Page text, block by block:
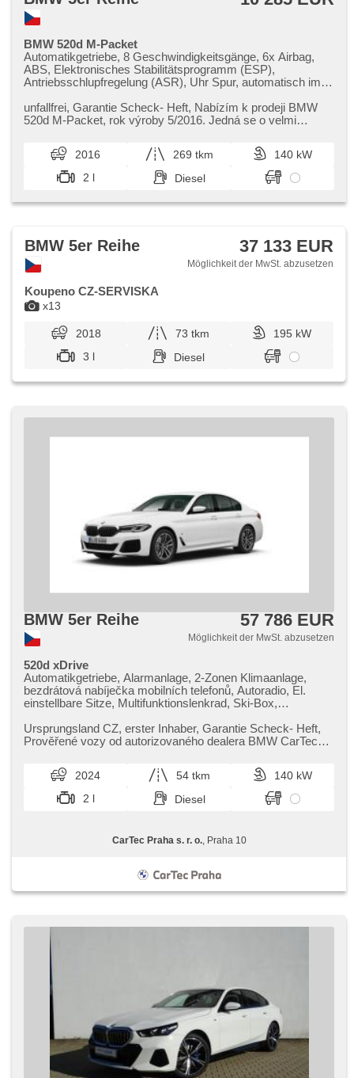
BMW 520d M-Packet
Automatikgetriebe, 8 Geschwindigkeitsgänge, 6x Airbag,
ABS, Elektronisches Stabilitätsprogramm (ESP),
Antriebsschlupfregelung (ASR), Uhr Spur, automatisch im
Klimaautomatik, LED adaptivní světlomety, automatické
přepínání dálkových světel, Alufelgen, Bordcomputer, volba
Parkassistent, Fahrkamera, Scheibenwischersensor, řazení
pádly pod volantem, hands free, Bluetooth, El. Deckel des
Kofferraums, El. Seitenscheiben, Dachträger, El. Spiegel,
starten per Taste, Zentralverriegelung, isofix, beheizte Sitze,
Abnutzungssensor des Bremsbelages,
opěrka, Innenthermometer, roletky na zadních oknech,
zadní pohon
unfallfrei,​ Garantie Scheck​- Heft,​ Nabízím k prodeji BMW
520d M​-Packet,​ rok výroby 5/2016. Jedná se o velmi
2016 269 tkm
140 kW
2 l
Diesel
x13
BMW 5er Reihe 37 133 EUR
Möglichkeit der MwSt. abzusetzen
Koupeno CZ-SERVISKA
2018 73 tkm
195 kW
3 l
Diesel
BMW 5er Reihe 57 786 EUR
Möglichkeit der MwSt. abzusetzen
520d xDrive
Automatikgetriebe, Alarmanlage, 2-Zonen Klimaanlage,
bezdrátová nabíječka mobilních telefonů, Autoradio, El.
einstellbare Sitze, Multifunktionslenkrad, Ski-Box,
Reifendrucksensor, beheizte Lenkrad, zatmavená zadní
skla, el. tažné zařízení, bezklíčové odemykání, bezklíčové
Anzeige, LED denní svícení
Ursprungsland CZ,​ erster Inhaber,​ Garantie Scheck​- Heft,​
Prověřené vozy od autorizovaného dealera BMW CarTec
2024 54 tkm
140 kW
2 l
Diesel
CarTec Praha s. r. o., Praha 10